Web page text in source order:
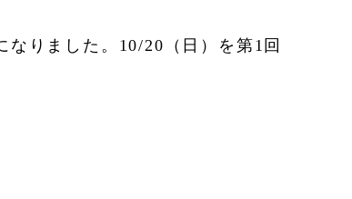
りました。10/20（日）を第1回